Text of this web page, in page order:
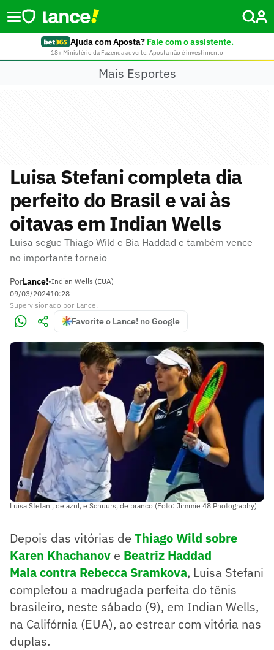
Ajuda com Aposta? Fale com o assistente.
18+ Ministério da Fazenda adverte: Aposta não é investimento
Mais Esportes
Luisa Stefani completa dia
perfeito do Brasil e vai às
oitavas em Indian Wells
Luisa segue Thiago Wild e Bia Haddad e também vence
no importante torneio
PorLance!•Indian Wells (EUA)
09/03/202410:28
Supervisionado por Lance!
Favorite o Lance! no Google
Luisa Stefani, de azul, e Schuurs, de branco (Foto: Jimmie 48 Photography)
Depois das vitórias de Thiago Wild sobre
Karen Khachanov e Beatriz Haddad
Maia contra Rebecca Sramkova, Luisa Stefani
completou a madrugada perfeita do tênis
brasileiro, neste sábado (9), em Indian Wells,
na Califórnia (EUA), ao estrear com vitória nas
duplas.